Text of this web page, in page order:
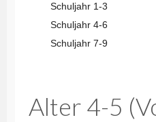
Schuljahr 1-3
Schuljahr 4-6
Schuljahr 7-9
Alter 4-5